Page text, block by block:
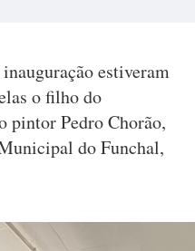
estiveram
o filho do
pintor Pedro Chorão,
do Funchal,